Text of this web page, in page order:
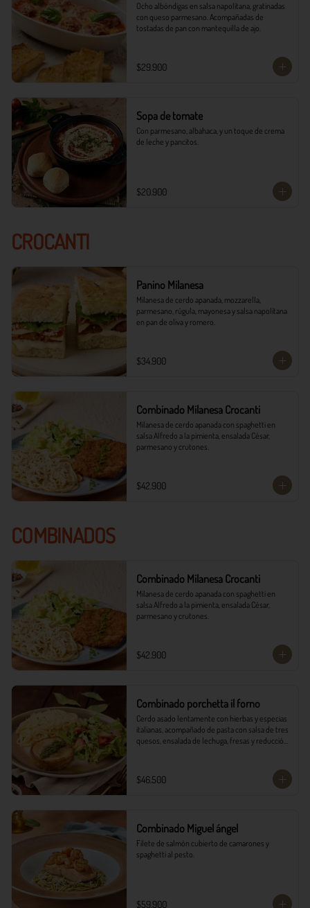
Ocho albóndigas en salsa napolitana, gratinadas
con queso parmesano. Acompañadas de
tostadas de pan con mantequilla de ajo.
$29.900
Sopa de tomate
Con parmesano, albahaca, y un toque de crema
de leche y pancitos.
$20.900
CROCANTI
Panino Milanesa
Milanesa de cerdo apanada, mozzarella,
parmesano, rúgula, mayonesa y salsa napolitana
en pan de oliva y romero.
$34.900
Combinado Milanesa Crocanti
Milanesa de cerdo apanada con spaghetti en
salsa Alfredo a la pimienta, ensalada César,
parmesano y crutones.
$42.900
COMBINADOS
Combinado Milanesa Crocanti
Milanesa de cerdo apanada con spaghetti en
salsa Alfredo a la pimienta, ensalada César,
parmesano y crutones.
$42.900
Combinado porchetta il forno
Cerdo asado lentamente con hierbas y especias
italianas, acompañado de pasta con salsa de tres
quesos, ensalada de lechuga, fresas y reducción
$46.500
Combinado Miguel ángel
Filete de salmón cubierto de camarones y
spaghetti al pesto.
$59.900